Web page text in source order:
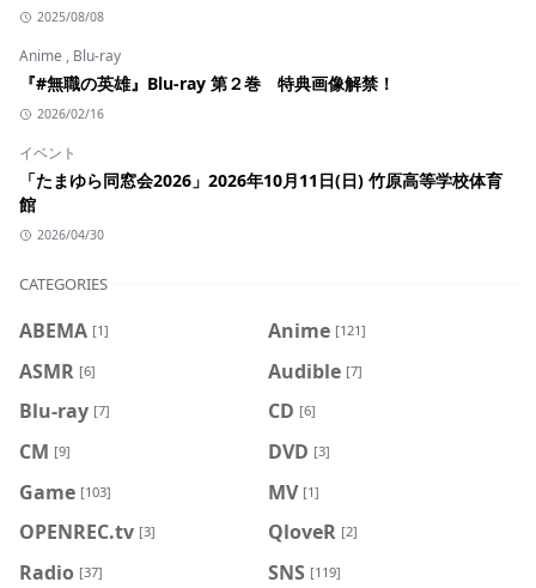
2025/08/08
Anime , Blu-ray
『#無職の英雄』Blu-ray 第２巻 特典画像解禁！
2026/02/16
イベント
「たまゆら同窓会2026」2026年10月11日(日) 竹原高等学校体育
館
2026/04/30
CATEGORIES
ABEMA [1] Anime [121]
ASMR [6] Audible [7]
Blu-ray [7] CD [6]
CM [9] DVD [3]
Game [103] MV [1]
OPENREC.tv [3] QloveR [2]
Radio [37] SNS [119]